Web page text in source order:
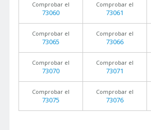
Comprobar el
73060
Comprobar el
73061
Comprobar el
73065
Comprobar el
73066
Comprobar el
73070
Comprobar el
73071
Comprobar el
73075
Comprobar el
73076